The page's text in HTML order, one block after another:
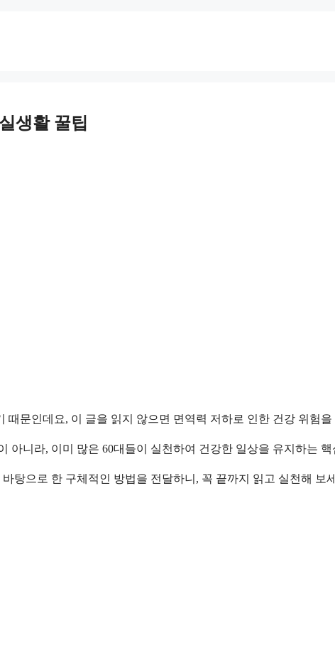
생활 꿀팁
문인데요, 이 글을 읽지 않으면 면역력 저하로 인한 건강 위험을
아니라, 이미 많은 60대들이 실천하여 건강한 일상을 유지하는 핵
탕으로 한 구체적인 방법을 전달하니, 꼭 끝까지 읽고 실천해 보